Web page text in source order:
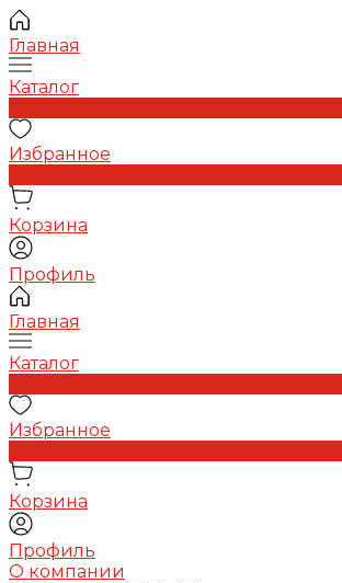
Главная
Каталог
Избранное
Корзина
Профиль
Главная
Каталог
Избранное
Корзина
Профиль
О компании